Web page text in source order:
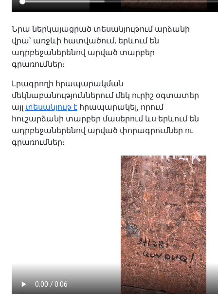
Նրա ներկայացրած տեսանյութում արձանի
վրա՝ առջևի հատվածում, երևում են
ադրբեջաներենով արված տարբեր
գրառումներ։
Լրագրողի հրապարակման
մեկնաբանություններում մեկ ուրիշ օգտատեր
այլ տեսանյութ է հրապարակել, որում
հուշարձանի տարբեր մասերում ևս երևում են
ադրբեջաներենով արված փորագրումներ ու
գրառումներ։